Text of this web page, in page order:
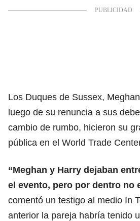
Los Duques de Sussex,
luego de su renuncia a sus
cambio de rumbo, hicieron su
pública en el World Trade
“Meghan y Harry dejaban
el evento, pero por dentro no
comentó un testigo al medio In
anterior la pareja habría tenido